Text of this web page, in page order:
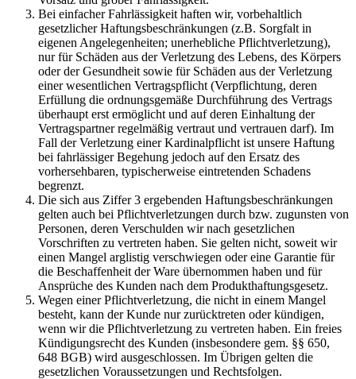
Bei einfacher Fahrlässigkeit haften wir, vorbehaltlich
gesetzlicher Haftungsbeschränkungen (z.B. Sorgfalt in
eigenen Angelegenheiten; unerhebliche Pflichtverletzung),
nur für Schäden aus der Verletzung des Lebens, des Körpers
oder der Gesundheit sowie für Schäden aus der Verletzung
einer wesentlichen Vertragspflicht (Verpflichtung, deren
Erfüllung die ordnungsgemäße Durchführung des Vertrags
überhaupt erst ermöglicht und auf deren Einhaltung der
Vertragspartner regelmäßig vertraut und vertrauen darf). Im
Fall der Verletzung einer Kardinalpflicht ist unsere Haftung
bei fahrlässiger Begehung jedoch auf den Ersatz des
vorhersehbaren, typischerweise eintretenden Schadens
begrenzt.
Die sich aus Ziffer 3 ergebenden Haftungsbeschränkungen
gelten auch bei Pflichtverletzungen durch bzw. zugunsten von
Personen, deren Verschulden wir nach gesetzlichen
Vorschriften zu vertreten haben. Sie gelten nicht, soweit wir
einen Mangel arglistig verschwiegen oder eine Garantie für
die Beschaffenheit der Ware übernommen haben und für
Ansprüche des Kunden nach dem Produkthaftungsgesetz.
Wegen einer Pflichtverletzung, die nicht in einem Mangel
besteht, kann der Kunde nur zurücktreten oder kündigen,
wenn wir die Pflichtverletzung zu vertreten haben. Ein freies
Kündigungsrecht des Kunden (insbesondere gem. §§ 650,
648 BGB) wird ausgeschlossen. Im Übrigen gelten die
gesetzlichen Voraussetzungen und Rechtsfolgen.